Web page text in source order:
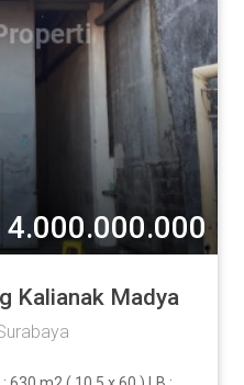
4.000.000.000
Kalianak Madya